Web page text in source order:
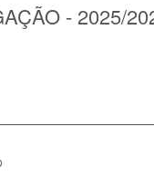
- 2025/